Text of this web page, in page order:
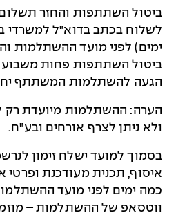
ביטול השתתפות והחזר
ימים) לפני מועד ההשתלמות
ביטול השתתפות פחות משבוע
הגעה להשתלמות המשתתף
הערה: ההשתלמות מיועדת רק
ולא ניתן לצרף אורחים ובע"ח.
בסמוך למועד ישלח זימון
איסוף, תכנית מעודכנת ופרטי
כמה ימים לפני מועד
ווטסאפ של ההשתלמות –